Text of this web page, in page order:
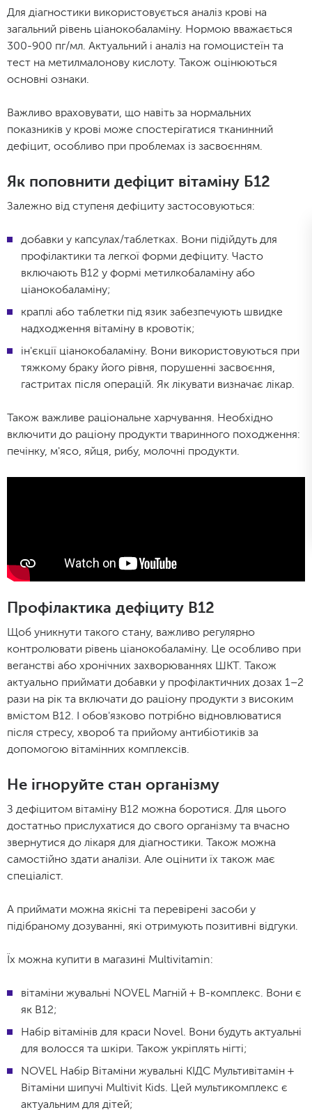
Для діагностики використовується аналіз крові на
загальний рівень ціанокобаламіну. Нормою вважається
300-900 пг/мл. Актуальний і аналіз на гомоцистеїн та
тест на метилмалонову кислоту. Також оцінюються
основні ознаки.
Важливо враховувати, що навіть за нормальних
показників у крові може спостерігатися тканинний
дефіцит, особливо при проблемах із засвоєнням.
Як поповнити дефіцит вітаміну Б12
Залежно від ступеня дефіциту застосовуються:
добавки у капсулах/таблетках. Вони підійдуть для
профілактики та легкої форми дефіциту. Часто
включають B12 у формі метилкобаламіну або
ціанокобаламіну;
краплі або таблетки під язик забезпечують швидке
надходження вітаміну в кровотік;
ін'єкції ціанокобаламіну. Вони використовуються при
тяжкому браку його рівня, порушенні засвоєння,
гастритах після операцій. Як лікувати визначає лікар.
Також важливе раціональне харчування. Необхідно
включити до раціону продукти тваринного походження:
печінку, м'ясо, яйця, рибу, молочні продукти.
Профілактика дефіциту В12
Щоб уникнути такого стану, важливо регулярно
контролювати рівень ціанокобаламіну. Це особливо при
веганстві або хронічних захворюваннях ШКТ. Також
актуально приймати добавки у профілактичних дозах 1–2
рази на рік та включати до раціону продукти з високим
вмістом B12. І обов'язково потрібно відновлюватися
після стресу, хвороб та прийому антибіотиків за
допомогою вітамінних комплексів.
Не ігноруйте стан організму
З дефіцитом вітаміну В12 можна боротися. Для цього
достатньо прислухатися до свого організму та вчасно
звернутися до лікаря для діагностики. Також можна
самостійно здати аналізи. Але оцінити їх також має
спеціаліст.
А приймати можна якісні та перевірені засоби у
підібраному дозуванні, які отримують позитивні відгуки.
Їх можна купити в магазині Multivitamin:
вітаміни жувальні NOVEL Магній + В-комплекс. Вони є
як В12;
Набір вітамінів для краси Novel. Вони будуть актуальні
для волосся та шкіри. Також укріплять нігті;
NOVEL Набір Вітаміни жувальні КІДС Мультивітамін +
Вітаміни шипучі Multivit Kids. Цей мультикомплекс є
актуальним для дітей;